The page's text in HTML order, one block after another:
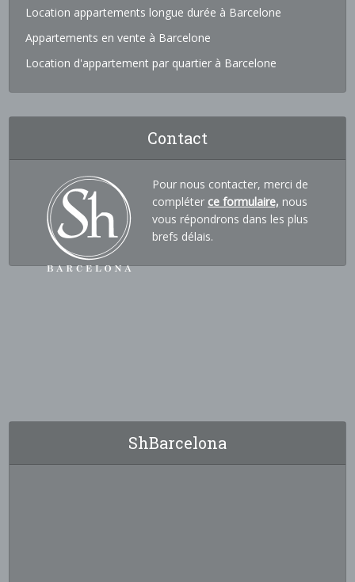
Location appartements longue durée à Barcelone
Appartements en vente à Barcelone
Location d'appartement par quartier à Barcelone
Contact
Pour nous contacter, merci de
compléter ce formulaire, nous
vous répondrons dans les plus
brefs délais.
ShBarcelona